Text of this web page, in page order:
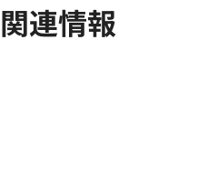
関連情報